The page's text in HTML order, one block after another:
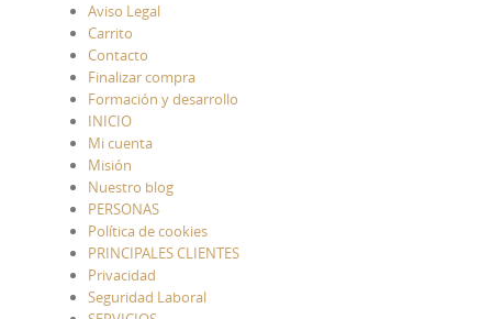
Aviso Legal
Carrito
Contacto
Finalizar compra
Formación y desarrollo
INICIO
Mi cuenta
Misión
Nuestro blog
PERSONAS
Política de cookies
PRINCIPALES CLIENTES
Privacidad
Seguridad Laboral